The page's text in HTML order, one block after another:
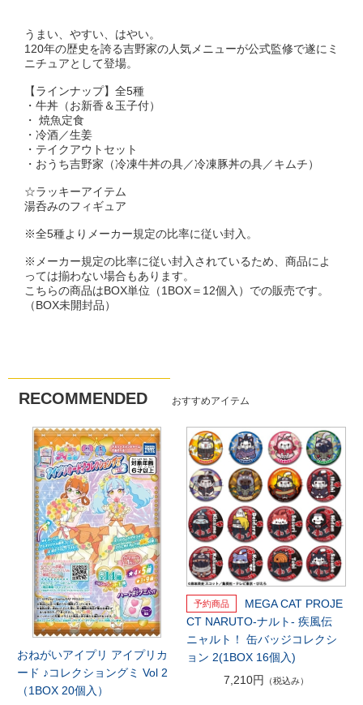
うまい、やすい、はやい。
120年の歴史を誇る吉野家の人気メニューが公式監修で遂にミ
ニチュアとして登場。
【ラインナップ】全5種
・牛丼（お新香＆玉子付）
・ 焼魚定食
・冷酒／生姜
・テイクアウトセット
・おうち吉野家（冷凍牛丼の具／冷凍豚丼の具／キムチ）
☆ラッキーアイテム
湯呑みのフィギュア
※全5種よりメーカー規定の比率に従い封入。
※メーカー規定の比率に従い封入されているため、商品によ
っては揃わない場合もあります。
こちらの商品はBOX単位（1BOX＝12個入）での販売です。
（BOX未開封品）
RECOMMENDED おすすめアイテム
おねがいアイプリ アイプリカ
ード ♪コレクショングミ Vol 2
（1BOX 20個入）
MEGA CAT PROJE
CT NARUTO-ナルト- 疾風伝
ニャルト！ 缶バッジコレクシ
ョン 2(1BOX 16個入)
7,210円
（税込み）